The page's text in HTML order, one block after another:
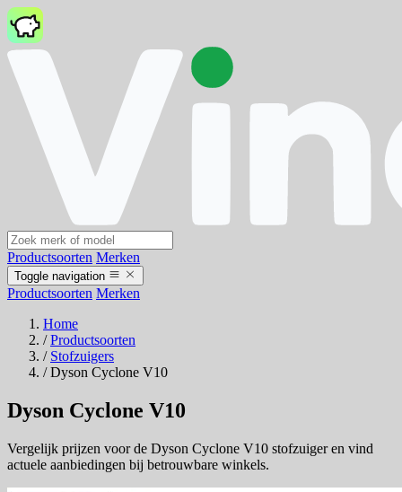
Productsoorten Merken
Toggle navigation
Productsoorten Merken
Home
/ Productsoorten
/ Stofzuigers
/ Dyson Cyclone V10
Dyson Cyclone V10
Vergelijk prijzen voor de Dyson Cyclone V10 stofzuiger en vind
actuele aanbiedingen bij betrouwbare winkels.